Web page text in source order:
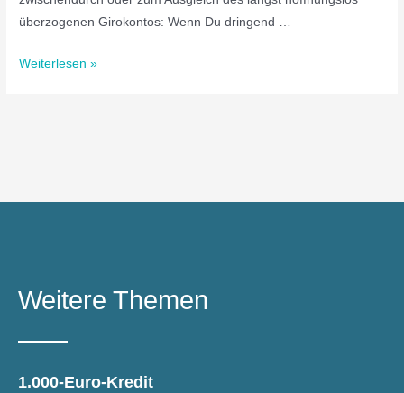
überzogenen Girokontos: Wenn Du dringend …
Weiterlesen »
Weitere Themen
1.000-Euro-Kredit